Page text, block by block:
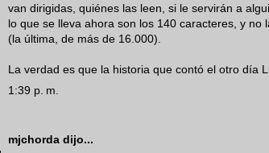
van dirigidas, quiénes las leen, si le servirán a
lo que se lleva ahora son los 140 caracteres, y
(la última, de más de 16.000).
La verdad es que la historia que contó el otro día
1:39 p. m.
mjchorda dijo...